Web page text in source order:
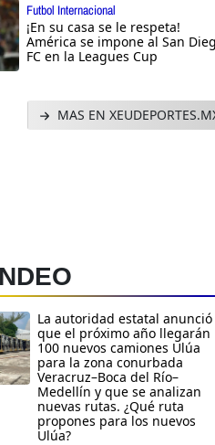
Futbol Internacional
¡En su casa se le respeta!
América se impone al San
FC en la Leagues Cup
MAS EN
La autoridad estatal anunció
que el próximo año llegarán
100 nuevos camiones Ulúa
para la zona conurbada
Veracruz–Boca del Río–
Medellín y que se analizan
nuevas rutas. ¿Qué ruta
propones para los nuevos
Ulúa?